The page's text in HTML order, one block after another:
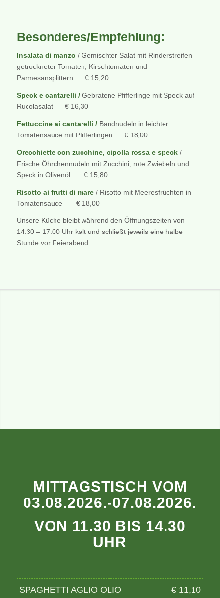
Besonderes/Empfehlung:
Insalata di manzo / Gemischter Salat mit Rinderstreifen,
getrockneter Tomaten, Kirschtomaten und
Parmesansplittern € 15,20
Speck e cantarelli / Gebratene Pfifferlinge mit Speck auf
Rucolasalat € 16,30
Fettuccine ai cantarelli / Bandnudeln in leichter
Tomatensauce mit Pfifferlingen € 18,00
Orecchiette con zucchine, cipolla rossa e speck/
Frische Öhrchennudeln mit Zucchini, rote Zwiebeln und
Speck in Olivenöl € 15,80
Risotto ai frutti di mare/ Risotto mit Meeresfrüchten in
Tomatensauce € 18,00
Unsere Küche bleibt während den Öffnungszeiten von
14.30 – 17.00 Uhr kalt und schließt jeweils eine halbe
Stunde vor Feierabend.
MITTAGSTISCH VOM
03.08.2026.-07.08.2026.
VON 11.30 BIS 14.30
UHR
SPAGHETTI AGLIO OLIO € 11,10